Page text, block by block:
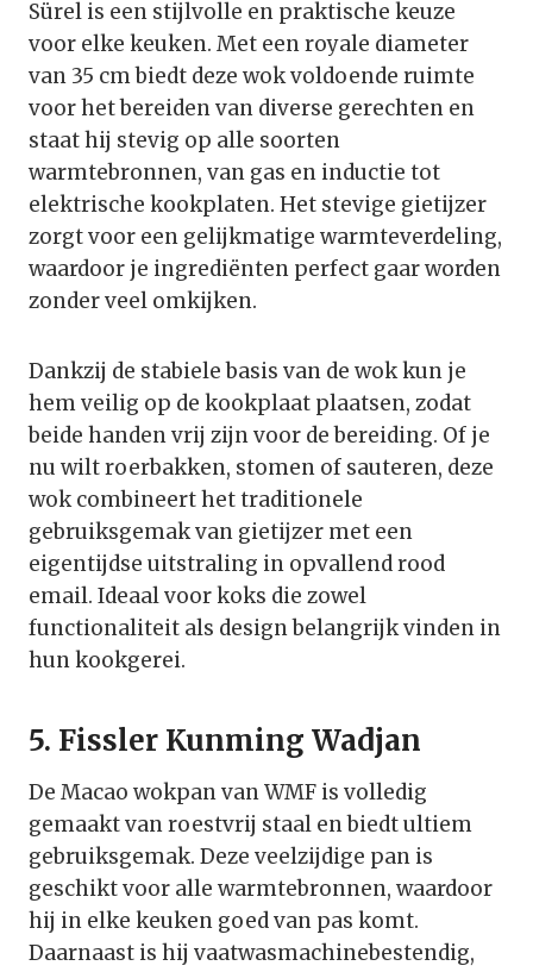
Sürel is een stijlvolle en praktische keuze
voor elke keuken. Met een royale diameter
van 35 cm biedt deze wok voldoende ruimte
voor het bereiden van diverse gerechten en
staat hij stevig op alle soorten
warmtebronnen, van gas en inductie tot
elektrische kookplaten. Het stevige gietijzer
zorgt voor een gelijkmatige warmteverdeling,
waardoor je ingrediënten perfect gaar worden
zonder veel omkijken.
Dankzij de stabiele basis van de wok kun je
hem veilig op de kookplaat plaatsen, zodat
beide handen vrij zijn voor de bereiding. Of je
nu wilt roerbakken, stomen of sauteren, deze
wok combineert het traditionele
gebruiksgemak van gietijzer met een
eigentijdse uitstraling in opvallend rood
email. Ideaal voor koks die zowel
functionaliteit als design belangrijk vinden in
hun kookgerei.
5. Fissler Kunming Wadjan
De Macao wokpan van WMF is volledig
gemaakt van roestvrij staal en biedt ultiem
gebruiksgemak. Deze veelzijdige pan is
geschikt voor alle warmtebronnen, waardoor
hij in elke keuken goed van pas komt.
Daarnaast is hij vaatwasmachinebestendig,